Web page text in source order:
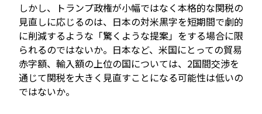
しかし、トランプ政権が小幅ではなく本格的な関税の
見直しに応じるのは、日本の対米黒字を短期間で劇的
に削減するような「驚くような提案」をする場合に限
られるのではないか。日本など、米国にとっての貿易
赤字額、輸入額の上位の国については、2国間交渉を
通じて関税を大きく見直すことになる可能性は低いの
ではないか。